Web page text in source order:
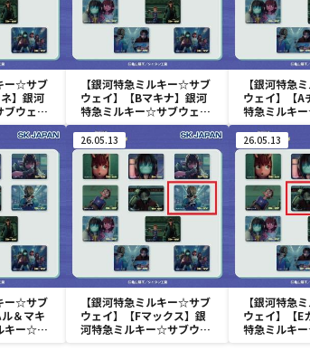
ー☆サブ
】銀河
ウェイ
【銀河特急ミルキー☆サブ
ウェイ】【Bマキナ】銀河
特急ミルキー☆サブウェイ
スクエア缶バッジ
【銀河特急
ウェイ】【A
特急ミルキ
スクエア缶
ー☆サブ
＆マキ
キー☆サ
26.05.13
【銀河特急ミルキー☆サブ
ウェイ】【Fマックス】銀
河特急ミルキー☆サブウェ
26.05.13
【銀河特急
ウェイ】【E
特急ミルキ